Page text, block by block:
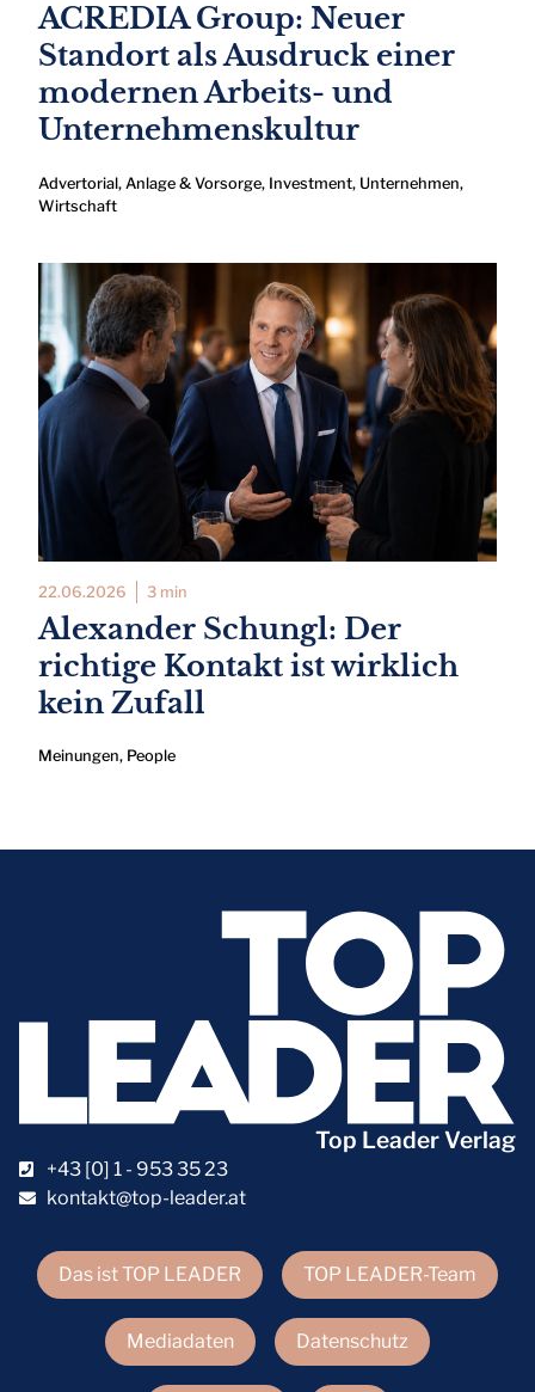
ACREDIA Group: Neuer
Standort als Ausdruck einer
modernen Arbeits- und
Unternehmenskultur
Advertorial, Anlage & Vorsorge, Investment, Unternehmen,
Wirtschaft
22.06.2026 3 min
Alexander Schungl: Der
richtige Kontakt ist wirklich
kein Zufall
Meinungen, People
Das ist TOP LEADER TOP LEADER-Team
Mediadaten Datenschutz
Top Leader Verlag
+43 [0] 1 - 953 35 23
kontakt@top-leader.at